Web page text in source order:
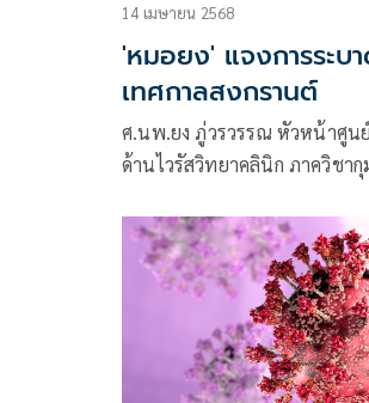
14 เมษายน 2568
'หมอยง' แจงการระบ
เทศกาลสงกรานต์
ศ.นพ.ยง ภู่วรวรรณ หัวหน้าศูน
ด้านไวรัสวิทยาคลินิก ภาควิชา
ผ่านเฟซบุ๊กว่า โควิด 19 การระ